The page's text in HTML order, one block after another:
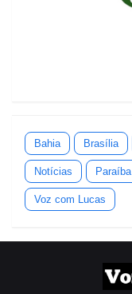
Bahia Brasília
Notícias Paraíba
Voz com Lucas